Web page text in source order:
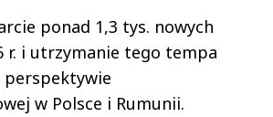
ponad 1,3 tys. nowych
r. i utrzymanie tego tempa
perspektywie
w Polsce i Rumunii.